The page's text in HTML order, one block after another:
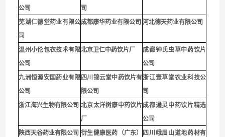
公司
司
芜湖仁德堂药业有限公
司
成都康华药业有限公司 河北德天药业有限公司
温州小伦包衣技术有限
公司
北京卫仁中药饮片厂
成都钟氏虫草中药饮片
公司
九洲恒源安国药业有限
公司
四川锦云堂中药饮片有
限公司
浙江壹草堂农业科技公
司
浙江海兴生物有限公司 北京太洋树康中药饮片
厂
成都通灵中药饮片精选
公司
陕西天谷药业有限公司 衍生健康医药（广东）
四川峨眉山道地药材有